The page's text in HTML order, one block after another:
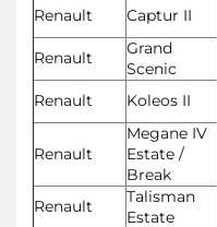
Renault
Captur II
Renault
Grand
Scenic
Renault
Koleos II
Renault
Megane IV
Estate /
Break
Renault
Talisman
Estate